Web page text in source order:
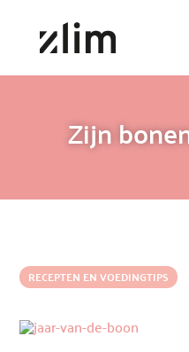
Zijn
RECEPTEN EN VOEDINGTIPS